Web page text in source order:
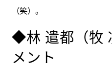
（笑）。
◆林 遣都（牧
メント